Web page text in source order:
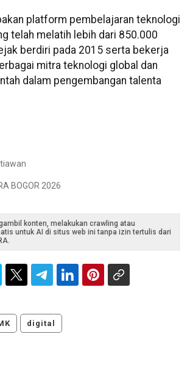
platform pembelajaran teknologi
telah melatih lebih dari 850.000
berdiri pada 2015 serta bekerja
mitra teknologi global dan
dalam pengembangan talenta
BOGOR 2026
konten, melakukan crawling atau
untuk AI di situs web ini tanpa izin tertulis dari
digital